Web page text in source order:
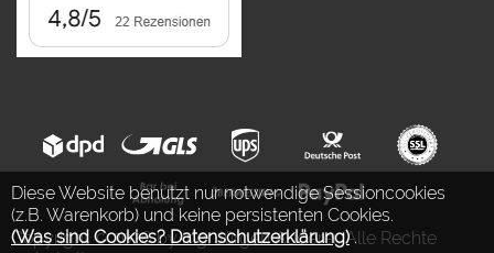
Diese Website benutzt nur notwendige Sessioncookies
(z.B. Warenkorb) und keine persistenten Cookies.
(Was sind Cookies? Datenschutzerklärung).
Copyright © 2026 by Ing. Jürgen Auderer. Alle Rechte